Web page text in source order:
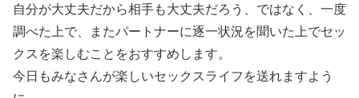
自分が大丈夫だから相手も大丈夫だろう、ではなく、一度
調べた上で、またパートナーに逐一状況を聞いた上でセッ
クスを楽しむことをおすすめします。
今日もみなさんが楽しいセックスライフを送れますよう